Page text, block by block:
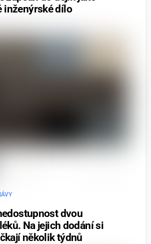
inženýrské dílo
dvou
Na jejich dodání si
několik týdnů